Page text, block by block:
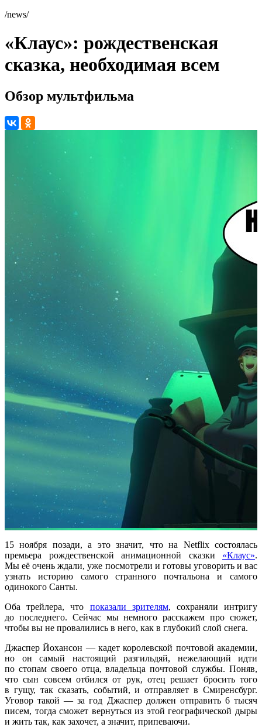
/news/
«Клаус»: рождественская
сказка, необходимая всем
Обзор мультфильма
15 ноября позади, а это значит, что на Netflix состоялась
премьера рождественской анимационной сказки «Клаус».
Мы её очень ждали, уже посмотрели и готовы уговорить и вас
узнать историю самого странного почтальона и самого
одинокого Санты.
Оба трейлера, что показали зрителям, сохраняли интригу
до последнего. Cейчас мы немного расскажем про сюжет,
чтобы вы не провалились в него, как в глубокий слой снега.
Джаспер Йохансон — кадет королевской почтовой академии,
но он самый настоящий разгильдяй, нежелающий идти
по стопам своего отца, владельца почтовой службы. Поняв,
что сын совсем отбился от рук, отец решает бросить того
в гущу, так сказать, событий, и отправляет в Смиренсбург.
Уговор такой — за год Джаспер должен отправить 6 тысяч
писем, тогда сможет вернуться из этой географической дыры
и жить так, как захочет, а значит, припеваючи.